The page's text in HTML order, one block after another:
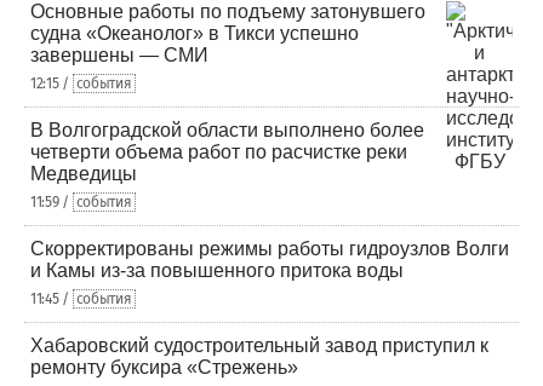
Основные работы по подъему затонувшего
судна «Океанолог» в Тикси успешно
завершены — СМИ
12:15 / события
В Волгоградской области выполнено более
четверти объема работ по расчистке реки
Медведицы
11:59 / события
Скорректированы режимы работы гидроузлов Волги
и Камы из-за повышенного притока воды
11:45 / события
Хабаровский судостроительный завод приступил к
ремонту буксира «Стрежень»